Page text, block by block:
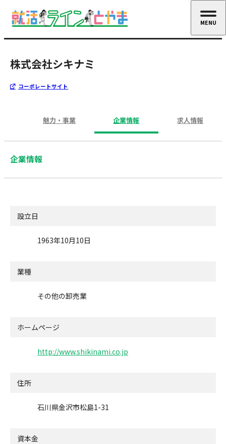
株式会社シキナミ
コーポレートサイト
魅力・事業 企業情報 求人情報
企業情報
設立日
1963年10月10日
業種
その他の卸売業
ホームページ
http://www.shikinami.co.jp
住所
石川県金沢市松島1-31
資本金
MENU